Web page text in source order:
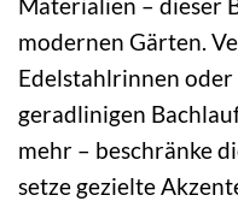
Materialien – dieser
modernen Gärten.
Edelstahlrinnen
geradlinigen
mehr – beschränke
setze gezielte